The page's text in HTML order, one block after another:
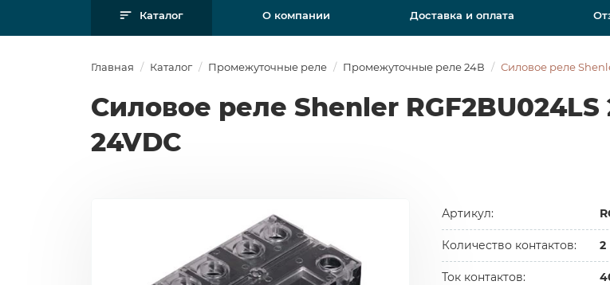
Каталог О компании Доставка и оплата
Главная Каталог Промежуточные реле Промежуточные реле 24В Силовое реле
Силовое реле Shenler RGF2BU024LS
24VDC
Артикул:
Количество контактов: 2
Ток контактов: